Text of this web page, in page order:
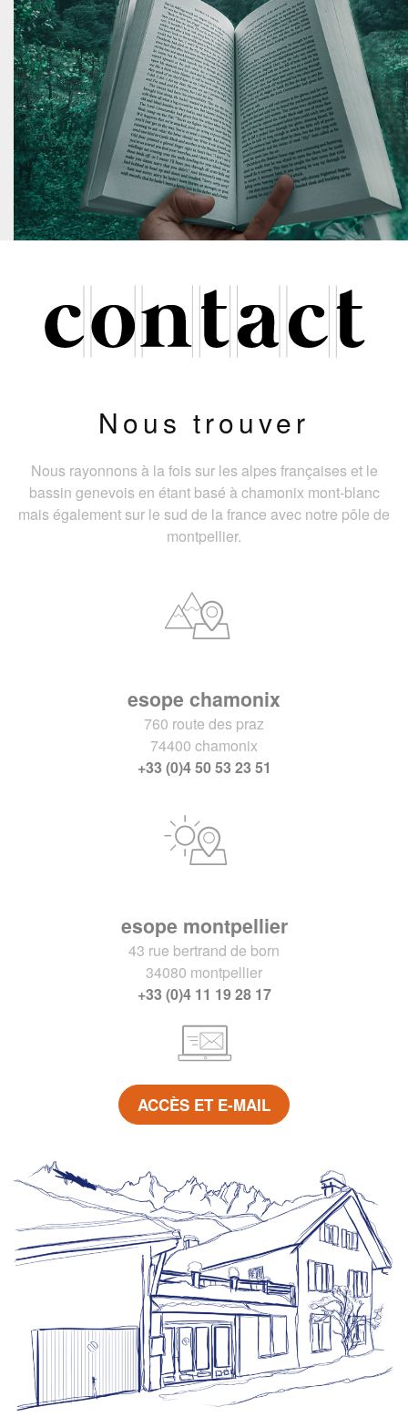
Nous trouver
Nous rayonnons à la fois sur les alpes françaises et le
bassin genevois en étant basé à chamonix mont-blanc
mais également sur le sud de la france avec notre pôle de
montpellier.
esope chamonix
760 route des praz
74400 chamonix
+33 (0)4 50 53 23 51
esope montpellier
43 rue bertrand de born
34080 montpellier
+33 (0)4 11 19 28 17
ACCÈS ET E-MAIL